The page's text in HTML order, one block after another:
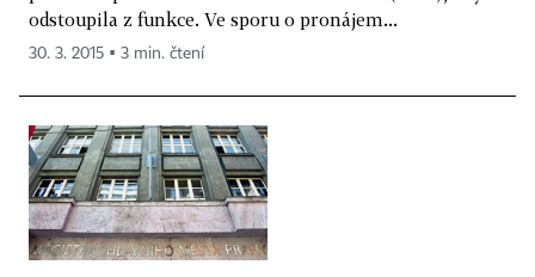
odstoupila z funkce. Ve sporu o pronájem...
30. 3. 2015 ▪ 3 min. čtení